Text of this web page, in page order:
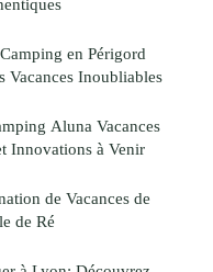
en Périgord
Vacances Inoubliables
Aluna Vacances
Innovations à Venir
de Vacances de
de Ré